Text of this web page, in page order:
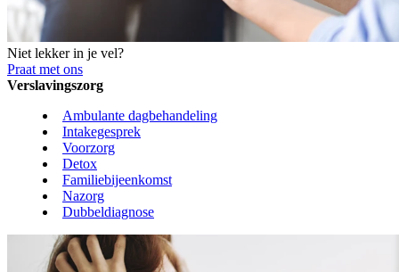
Niet lekker in je vel?
Praat met ons
Verslavingszorg
Ambulante dagbehandeling
Intakegesprek
Voorzorg
Detox
Familiebijeenkomst
Nazorg
Dubbeldiagnose